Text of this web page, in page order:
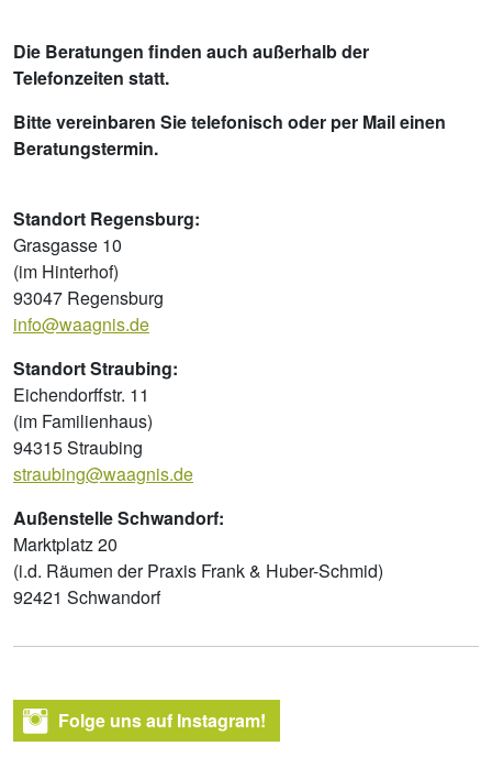
Die Beratungen finden auch außerhalb der
Telefonzeiten statt.
Bitte vereinbaren Sie telefonisch oder per Mail einen
Beratungstermin.
Standort Regensburg:
Grasgasse 10
(im Hinterhof)
93047 Regensburg
info@waagnis.de
Standort Straubing:
Eichendorffstr. 11
(im Familienhaus)
94315 Straubing
straubing@waagnis.de
Außenstelle Schwandorf:
Marktplatz 20
(i.d. Räumen der Praxis Frank & Huber-Schmid)
92421 Schwandorf
Folge uns auf Instagram!